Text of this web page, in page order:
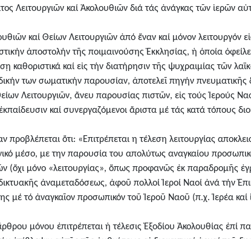
Λειτουργιῶν καί Ἀκολουθιῶν διά τάς ἀνάγκας τῶν ἱερῶν
καί Θείων Λειτουργιῶν ἀπό ἕναν καί μόνον λειτουργόν
ἀποστολήν τῆς ποιμαινούσης Ἐκκλησίας, ἡ ὁποία
καθοριστικά καί εἰς τήν διατήρησιν τῆς ψυχραιμίας τῶν
των σωματικήν παρουσίαν, ἀποτελεῖ πηγήν
Λειτουργιῶν, ἄνευ παρουσίας πιστῶν, εἰς τούς Ἱερούς
καί συνεργαζόμενοι ἄριστα μέ τάς κατά τόπους
προβλέπεται ὅτι: «Επιτρέπεται η τέλεση λειτουργίας
μέσο, με την παρουσία του απολύτως αναγκαίου
(ὄχι μόνο «λειτουργίας», ὅπως προφανῶς ἐκ παραδρομῆς
ἀναμεταδόσεως, ἀφοῦ πολλοί Ἱεροί Ναοί ἀνά τήν
μέ τό ἀναγκαῖον προσωπικόν τοῦ Ἱεροῦ Ναοῦ (π.χ. Ἱερέα
μόνου ἐπιτρέπεται ἡ τέλεσις Ἐξοδίου Ἀκολουθίας ἐπί